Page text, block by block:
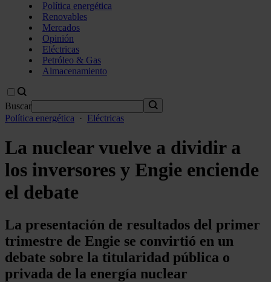
Política energética
Renovables
Mercados
Opinión
Eléctricas
Petróleo & Gas
Almacenamiento
Buscar
Política energética
· Eléctricas
La nuclear vuelve a dividir a
los inversores y Engie enciende
el debate
La presentación de resultados del primer
trimestre de Engie se convirtió en un
debate sobre la titularidad pública o
privada de la energía nuclear